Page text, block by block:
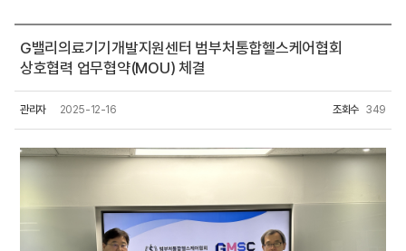
G밸리의료기기개발지원센터 범부처통합헬스케어협회
상호협력 업무협약(MOU) 체결
관리자 2025-12-16 조회수 349